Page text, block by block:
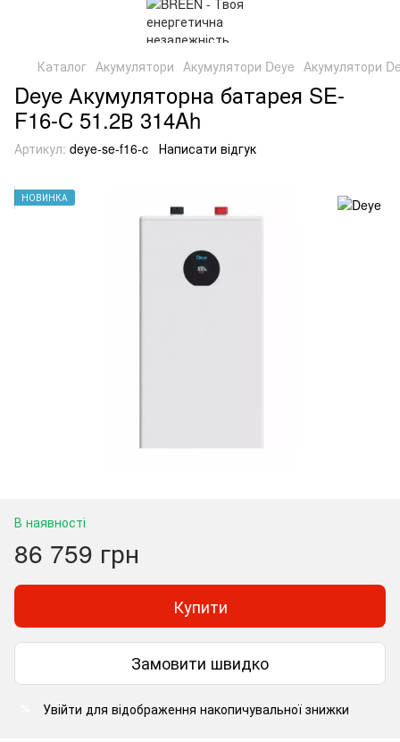
Каталог Акумулятори Акумулятори Deye Акумулятори
Deye Акумуляторна батарея SE-
F16-C 51.2В 314Ah
Артикул: deye-se-f16-c Написати відгук
НОВИНКА
В наявності
86 759 грн
Купити
Замовити швидко
Увійти для відображення накопичувальної знижки